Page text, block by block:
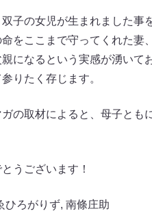
子の女児が生まれました事
命をここまで守ってくれた妻
親になるという実感が湧いて
りたく存じます。
ガの取材によると、母子とも
うございます！
ひろがりず, 南條庄助